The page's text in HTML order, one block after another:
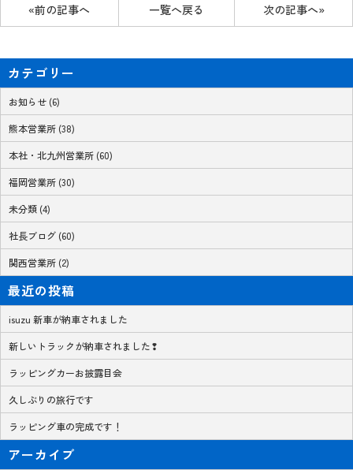
«前の記事へ 次の記事へ»
一覧へ戻る
カテゴリー
お知らせ (6)
熊本営業所 (38)
本社・北九州営業所 (60)
福岡営業所 (30)
未分類 (4)
社長ブログ (60)
関西営業所 (2)
最近の投稿
isuzu 新車が納車されました
新しいトラックが納車されました❢
ラッピングカーお披露目会
久しぶりの旅行です
ラッピング車の完成です！
アーカイブ